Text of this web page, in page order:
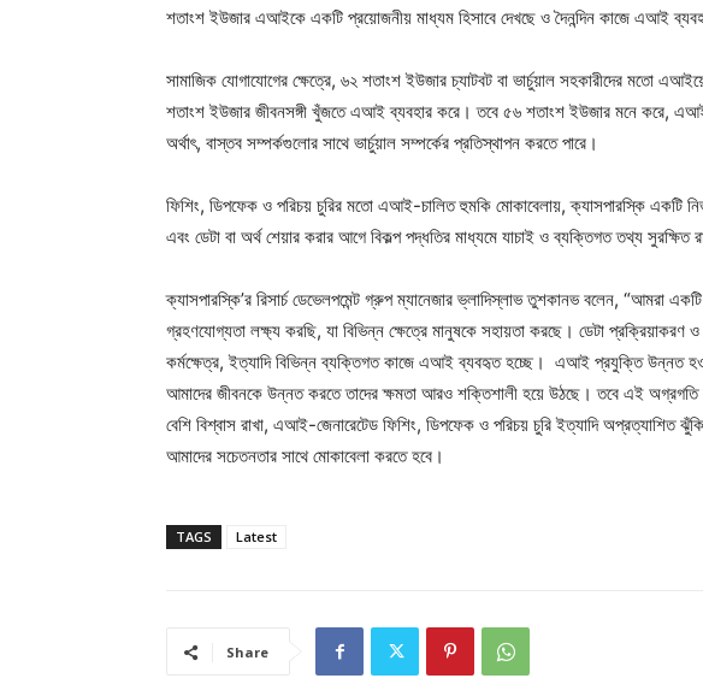
শতাংশ ইউজার এআইকে একটি প্রয়োজনীয় মাধ্যম হিসাবে দেখছে ও দৈনন্দিন কাজে এআই
সামাজিক যোগাযোগের ক্ষেত্রে, ৬২ শতাংশ ইউজার চ্যাটবট বা ভার্চুয়াল সহকারীদের মতো
শতাংশ ইউজার জীবনসঙ্গী খুঁজতে এআই ব্যবহার করে। তবে ৫৬ শতাংশ ইউজার মনে করে, এআই
অর্থাৎ, বাস্তব সম্পর্কগুলোর সাথে ভার্চুয়াল সম্পর্কের প্রতিস্থাপন করতে পারে।
ফিশিং, ডিপফেক ও পরিচয় চুরির মতো এআই-চালিত হুমকি মোকাবেলায়, ক্যাসপারস্কি একটি
এবং ডেটা বা অর্থ শেয়ার করার আগে বিকল্প পদ্ধতির মাধ্যমে যাচাই ও ব্যক্তিগত তথ্য সুরক্ষিত
ক্যাসপারস্কি’র রিসার্চ ডেভেলপমেন্ট গ্রুপ ম্যানেজার ভ্লাদিস্লাভ তুশকানভ বলেন, “আমরা
গ্রহণযোগ্যতা লক্ষ্য করছি, যা বিভিন্ন ক্ষেত্রে মানুষকে সহায়তা করছে। ডেটা প্রক্রিয়াকরণ
কর্মক্ষেত্র, ইত্যাদি বিভিন্ন ব্যক্তিগত কাজে এআই ব্যবহৃত হচ্ছে। এআই প্রযুক্তি উন্নত
আমাদের জীবনকে উন্নত করতে তাদের ক্ষমতা আরও শক্তিশালী হয়ে উঠছে। তবে এই অগ্রগতি
বেশি বিশ্বাস রাখা, এআই-জেনারেটেড ফিশিং, ডিপফেক ও পরিচয় চুরি ইত্যাদি অপ্রত্যাশিত
আমাদের সচেতনতার সাথে মোকাবেলা করতে হবে।
TAGS Latest
Share